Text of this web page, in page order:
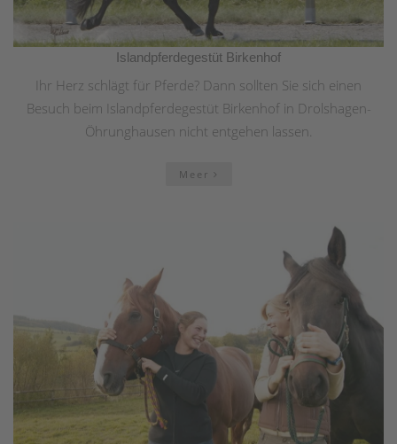
Islandpferdegestüt Birkenhof
Ihr Herz schlägt für Pferde? Dann sollten Sie sich einen
Besuch beim Islandpferdegestüt Birkenhof in Drolshagen-
Öhrunghausen nicht entgehen lassen.
Meer